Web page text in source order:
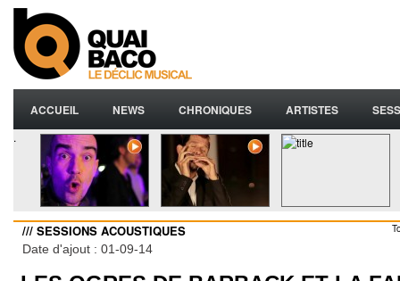
ACCUEIL NEWS CHRONIQUES ARTISTES
.
/// SESSIONS ACOUSTIQUES
Date d'ajout : 01-09-14